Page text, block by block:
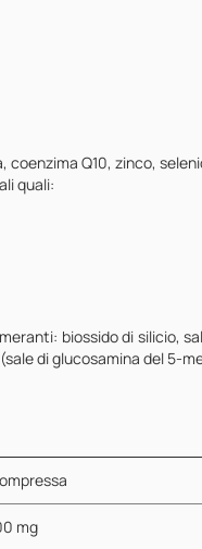
Q10, zinco,
quali:
biossido di silicio,
di glucosamina del 5-
mg